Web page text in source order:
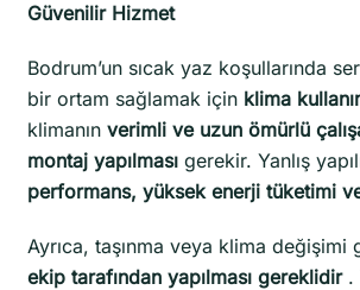
Güvenilir Hizmet
Bodrum’un sıcak yaz koşullarında
bir ortam sağlamak için klima
klimanın verimli ve uzun ömürlü
montaj yapılması gerekir. Yanlış
performans, yüksek enerji tüketimi
Ayrıca, taşınma veya klima değişimi
ekip tarafından yapılması gereklidir.